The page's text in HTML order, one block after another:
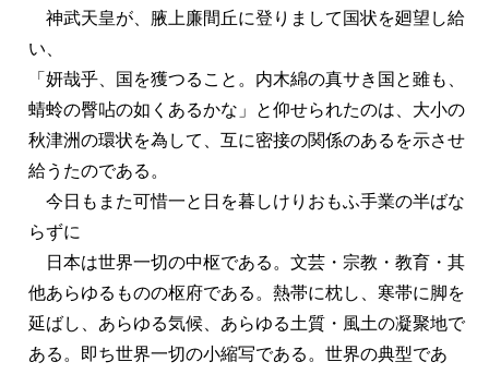
神武天皇が、腋上廉間丘に登りまして国状を廻望し給
い、
「妍哉乎、国を獲つること。内木綿の真サき国と雖も、
蜻蛉の臀呫の如くあるかな」と仰せられたのは、大小の
秋津洲の環状を為して、互に密接の関係のあるを示させ
給うたのである。
今日もまた可惜一と日を暮しけりおもふ手業の半ばな
らずに
日本は世界一切の中枢である。文芸・宗教・教育・其
他あらゆるものの枢府である。熱帯に枕し、寒帯に脚を
延ばし、あらゆる気候、あらゆる土質・風土の凝聚地で
ある。即ち世界一切の小縮写である。世界の典型であ